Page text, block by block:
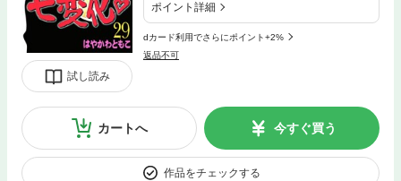
試し読み
ポイント詳細
dカード利用でさらにポイント+2%
返品不可
カートへ 今すぐ買う
作品をチェックする